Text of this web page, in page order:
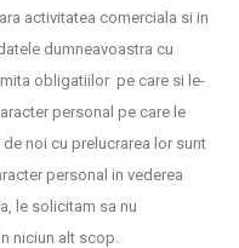
activitatea comerciala si in
dumneavoastra cu
obligatiilor pe care si le-
personal pe care le
noi cu prelucrarea lor sunt
personal in vederea
le solicitam sa nu
niciun alt scop.